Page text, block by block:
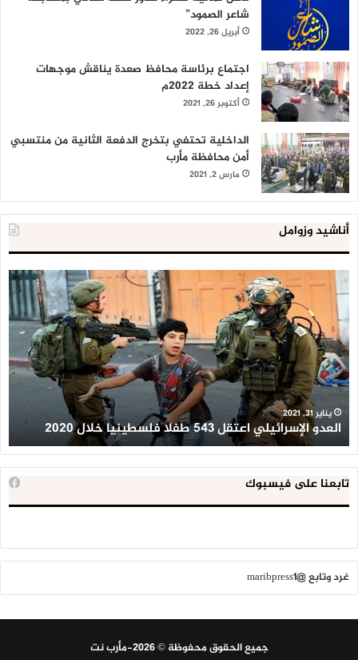
شاعر الصمود”
أبريل 26, 2022
اجتماع برئاسة محافظ صعدة يناقش موجهات
إعداد خطة 2022م
أكتوبر 26, 2021
الداخلية تحتفي بتخرج الدفعة الثانية من منتسبي
أمن محافظة مأرب
مارس 2, 2021
أناشيد وزوامل
العدو
الإسرائيلي
اعتقل
543
طفلا
فلسطينيا
خلال
2020
يناير 31, 2021
العدو الإسرائيلي اعتقل 543 طفلا فلسطينيا خلال 2020
تابعنا على فيسبوك
غرد وتابع @maribpress1
جميع الحقوق محفوظة © 2026-مأرب نت